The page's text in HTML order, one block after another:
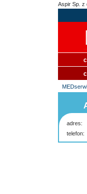
Aspir Sp. z
adres:
telefon: